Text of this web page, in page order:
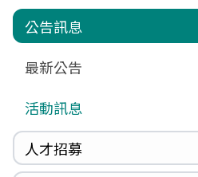
公告訊息
最新公告
活動訊息
人才招募